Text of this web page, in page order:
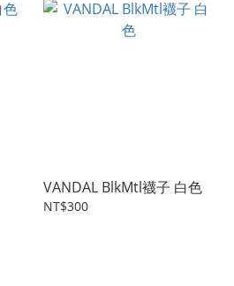
VANDAL BlkMtl襪子 白色
NT$300